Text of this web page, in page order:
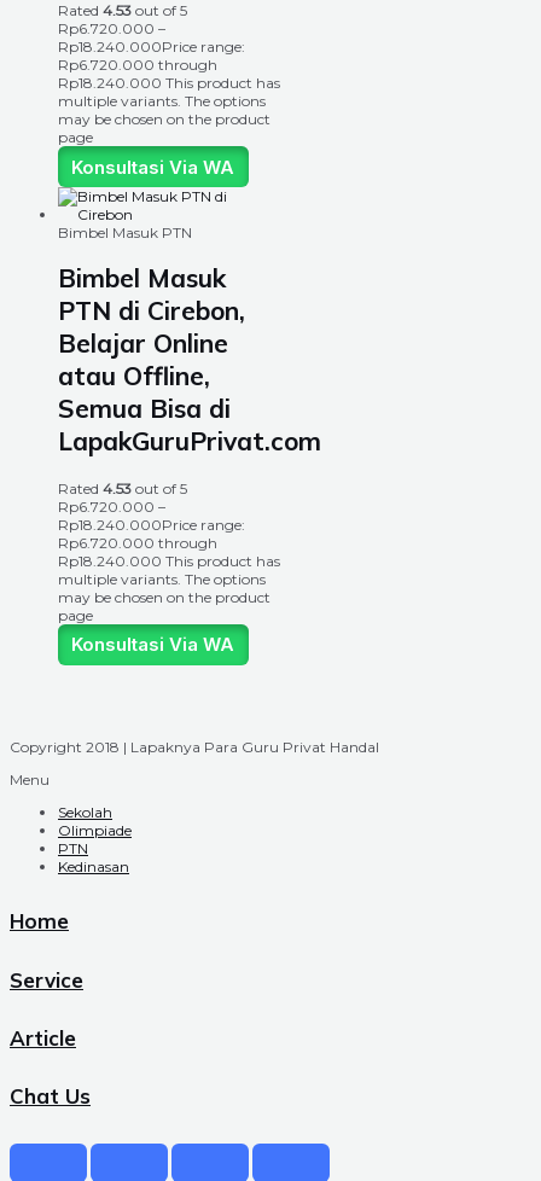
Rated 4.53 out of 5
Rp6.720.000 –
Rp18.240.000Price range:
Rp6.720.000 through
Rp18.240.000 This product has
multiple variants. The options
may be chosen on the product
page
Konsultasi Via WA
Bimbel Masuk PTN
Bimbel Masuk
PTN di Cirebon,
Belajar Online
atau Offline,
Semua Bisa di
LapakGuruPrivat.com
Rated 4.53 out of 5
Rp6.720.000 –
Rp18.240.000Price range:
Rp6.720.000 through
Rp18.240.000 This product has
multiple variants. The options
may be chosen on the product
page
Konsultasi Via WA
Copyright 2018 | Lapaknya Para Guru Privat Handal
Menu
Sekolah
Olimpiade
PTN
Kedinasan
Home
Service
Article
Chat Us